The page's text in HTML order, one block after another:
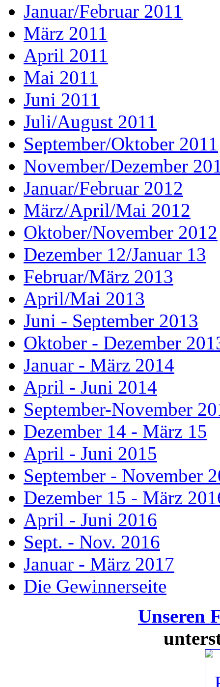
Januar/Februar 2011
März 2011
April 2011
Mai 2011
Juni 2011
Juli/August 2011
September/Oktober 2011
November/Dezember
Januar/Februar 2012
März/April/Mai 2012
Oktober/November 2012
Dezember 12/Januar 13
Februar/März 2013
April/Mai 2013
Juni - September 2013
Oktober - Dezember
Januar - März 2014
April - Juni 2014
September-November
Dezember 14 - März 15
April - Juni 2015
September - November
Dezember 15 - März
April - Juni 2016
Sept. - Nov. 2016
Januar - März 2017
Die Gewinnerseite
Unseren